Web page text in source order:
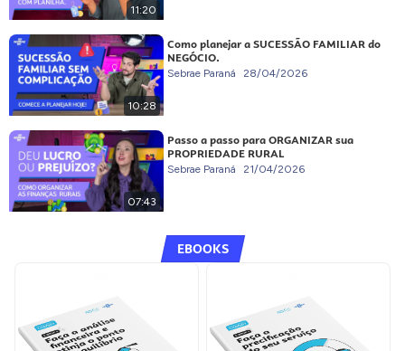
11:20
10:28
Como planejar a SUCESSÃO FAMILIAR do
NEGÓCIO.
Sebrae Paraná 28/04/2026
07:43
Passo a passo para ORGANIZAR sua
PROPRIEDADE RURAL
Sebrae Paraná 21/04/2026
EBOOKS